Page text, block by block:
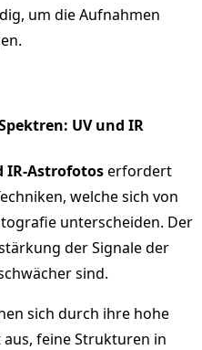
um die Aufnahmen
UV und IR
IR-Astrofotoserfordert
welche sich von
unterscheiden. Der
der Signale der
sind.
sich durch ihre hohe
feine Strukturen in